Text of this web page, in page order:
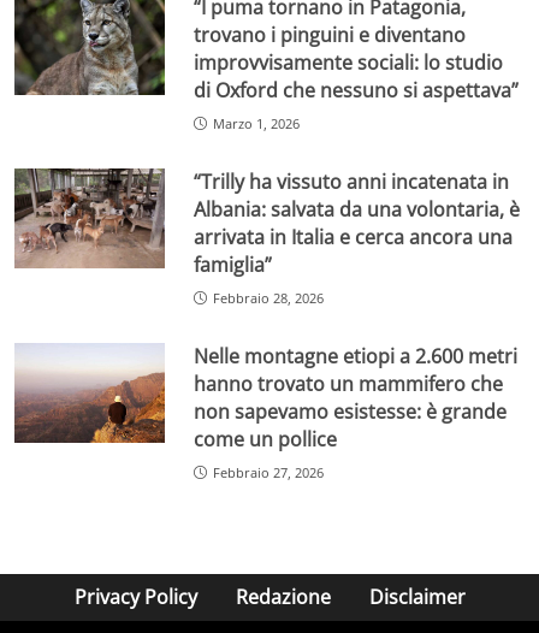
“I puma tornano in Patagonia,
trovano i pinguini e diventano
improvvisamente sociali: lo studio
di Oxford che nessuno si aspettava”
Marzo 1, 2026
“Trilly ha vissuto anni incatenata in
Albania: salvata da una volontaria, è
arrivata in Italia e cerca ancora una
famiglia”
Febbraio 28, 2026
Nelle montagne etiopi a 2.600 metri
hanno trovato un mammifero che
non sapevamo esistesse: è grande
come un pollice
Febbraio 27, 2026
Privacy Policy Redazione Disclaimer